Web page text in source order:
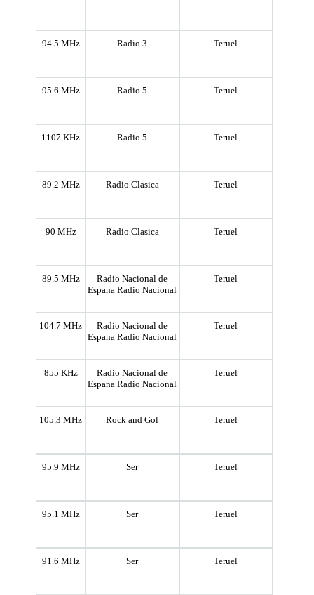
94.5 MHz Radio 3 Teruel
95.6 MHz Radio 5 Teruel
1107 KHz Radio 5 Teruel
89.2 MHz Radio Clasica Teruel
90 MHz Radio Clasica Teruel
89.5 MHz
Radio Nacional de
Espana Radio Nacional
Teruel
104.7 MHz
Radio Nacional de
Espana Radio Nacional
Teruel
855 KHz
Radio Nacional de
Espana Radio Nacional
Teruel
105.3 MHz Rock and Gol Teruel
95.9 MHz Ser Teruel
95.1 MHz Ser Teruel
91.6 MHz Ser Teruel